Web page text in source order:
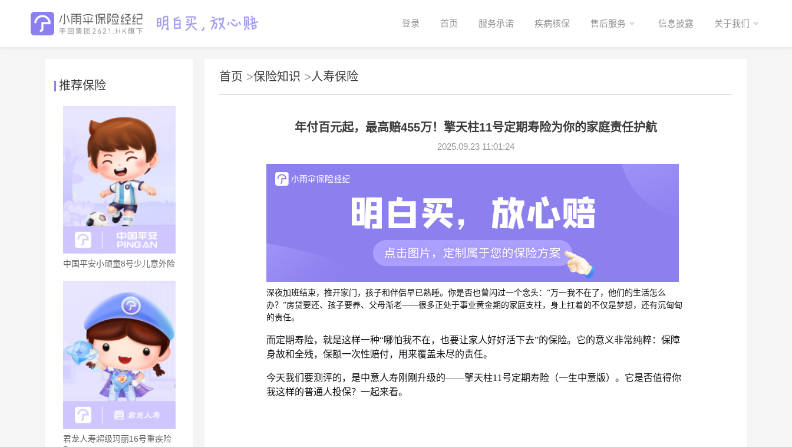
登录 首页 服务承诺 疾病核保 售后服务 信息披露 关于我们
推荐保险
中国平安小顽童8号少儿意外险
君龙人寿超级玛丽16号重疾险
首页 >保险知识 >人寿保险
年付百元起，最高赔455万！擎天柱11号定期寿险为你的家庭责任护航
2025.09.23 11:01:24
深夜加班结束，推开家门，孩子和伴侣早已熟睡。你是否也曾闪过一个念头： “万一我不在了，他们的生活怎么
办？”房贷要还、孩子要养、父母渐老——很多正处于事业黄金期的家庭支柱，身上扛着的不仅是梦想，还有沉甸甸
的责任。
而定期寿险，就是这样一种“哪怕我不在，也要让家人好好活下去”的保险。它的意义非常纯粹：保障
身故和全残，保额一次性赔付，用来覆盖未尽的责任。
今天我们要测评的，是中意人寿刚刚升级的——擎天柱11号定期寿险（一生中意版）。它是否值得你
我这样的普通人投保？一起来看。